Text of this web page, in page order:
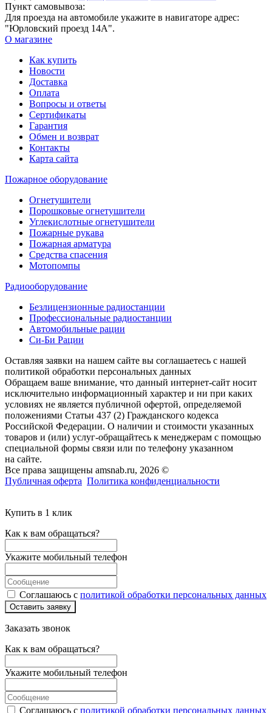
Пункт самовывоза:
Для проезда на автомобиле укажите в навигаторе адрес:
"Юрловский проезд 14А".
О магазине
Как купить
Новости
Доставка
Оплата
Вопросы и ответы
Сертификаты
Гарантия
Обмен и возврат
Контакты
Карта сайта
Пожарное оборудование
Огнетушители
Порошковые огнетушители
Углекислотные огнетушители
Пожарные рукава
Пожарная арматура
Средства спасения
Мотопомпы
Радиооборудование
Безлицензионные радиостанции
Профессиональные радиостанции
Автомобильные рации
Си-Би Рации
Оставляя заявки на нашем сайте вы соглашаетесь с нашей
политикой обработки персональных данных
Обращаем ваше внимание, что данный интернет-сайт носит
исключительно информационный характер и ни при каких
условиях не является публичной офертой, определяемой
положениями Статьи 437 (2) Гражданского кодекса
Российской Федерации. О наличии и стоимости указанных
товаров и (или) услуг-обращайтесь к менеджерам с помощью
специальной формы связи или по телефону указанном
на сайте.
Все права защищены amsnab.ru, 2026 ©
Публичная оферта Политика конфиденциальности
Купить в 1 клик
Как к вам обращаться?
Укажите мобильный телефон
Соглашаюсь с политикой обработки персональных данных
Оставить заявку
Заказать звонок
Как к вам обращаться?
Укажите мобильный телефон
Соглашаюсь с политикой обработки персональных данных